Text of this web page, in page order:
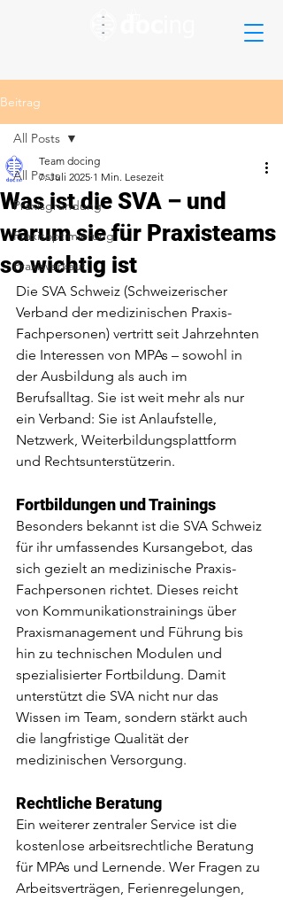
Beitrag
All Posts
Praxisgründung
Praxisoptimierung
Praxisverkauf
All Posts
Was ist die SVA – und
warum sie für Praxisteams
so wichtig ist
Team docing
7. Juli 2025 1 Min. Lesezeit
Die SVA Schweiz (Schweizerischer
Verband der medizinischen Praxis-
Fachpersonen) vertritt seit Jahrzehnten
die Interessen von MPAs – sowohl in
der Ausbildung als auch im
Berufsalltag. Sie ist weit mehr als nur
ein Verband: Sie ist Anlaufstelle,
Netzwerk, Weiterbildungsplattform
und Rechtsunterstützerin.
Fortbildungen und Trainings
Besonders bekannt ist die SVA Schweiz
für ihr umfassendes Kursangebot, das
sich gezielt an medizinische Praxis-
Fachpersonen richtet. Dieses reicht
von Kommunikationstrainings über
Praxismanagement und Führung bis
hin zu technischen Modulen und
spezialisierter Fortbildung. Damit
unterstützt die SVA nicht nur das
Wissen im Team, sondern stärkt auch
die langfristige Qualität der
medizinischen Versorgung.
Rechtliche Beratung
Ein weiterer zentraler Service ist die
kostenlose arbeitsrechtliche Beratung
für MPAs und Lernende. Wer Fragen zu
Arbeitsverträgen, Ferienregelungen,